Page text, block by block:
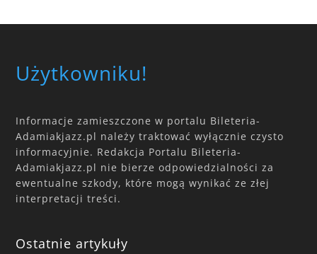
Użytkowniku!
Informacje zamieszczone w portalu Bileteria-
Adamiakjazz.pl należy traktować wyłącznie czysto
informacyjnie. Redakcja Portalu Bileteria-
Adamiakjazz.pl nie bierze odpowiedzialności za
ewentualne szkody, które mogą wynikać ze złej
interpretacji treści.
Ostatnie artykuły